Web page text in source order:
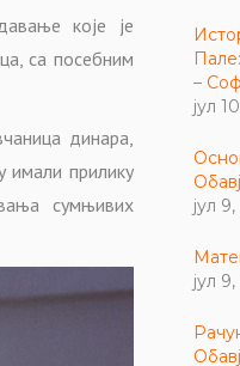
које је
са посебним
динара,
имали прилику
сумњивих
–
јул
јул
јул